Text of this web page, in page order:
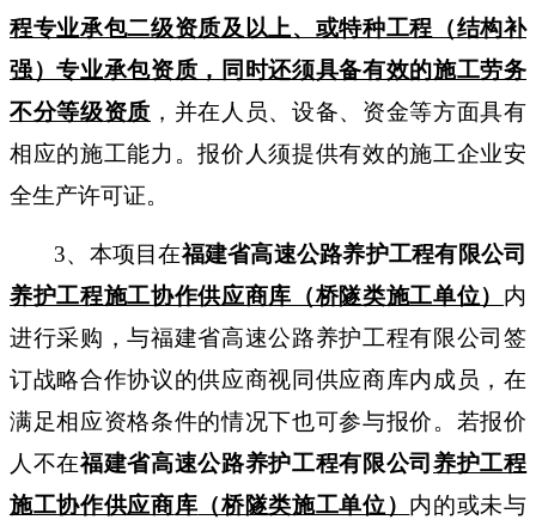
程专业承包二级资质及以上、或特种工程（结构补
强）专业承包资质，同时还须具备有效的施工劳务
不分等级资质 ，并在人员、设备、资金等方面具有
相应的施工能力。报价人须提供有效的施工企业安
全生产许可证。
3、 本项目在福建省高速公路养护工程有限公司
养护工程施工协作供应商库 （桥隧类施工单位） 内
进行采购，与福建省高速公路养护工程有限公司签
订战略合作协议的供应商视同供应商库内成员，在
满足相应资格条件的情况下也可参与报价。若报价
人不在福建省高速公路养护工程有限公司 养护工程
施工协作供应商库 （桥隧类施工单位） 内的或未与